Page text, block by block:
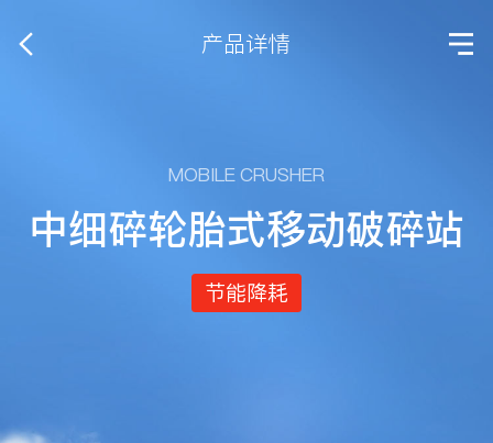
产品详情
MOBILE CRUSHER
中细碎轮胎式移动破碎站
节能降耗